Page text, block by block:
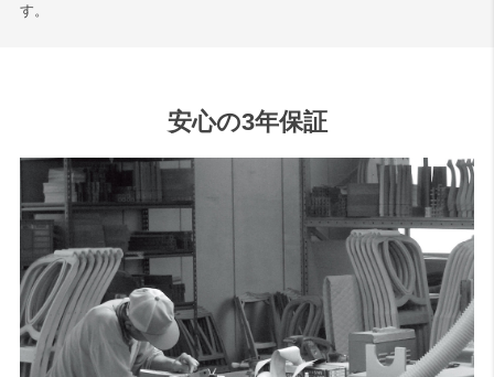
す。
安心の3年保証